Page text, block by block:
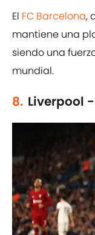
El FC Barcelona,
mantiene una
siendo una
mundial.
8. Liverpool